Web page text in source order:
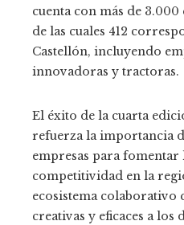
cuenta con más de
de las cuales 412
Castellón, incluyendo
innovadoras y tractoras.
El éxito de la cuarta
refuerza la importancia
empresas para
competitividad en la
ecosistema colaborativo
creativas y eficaces a los